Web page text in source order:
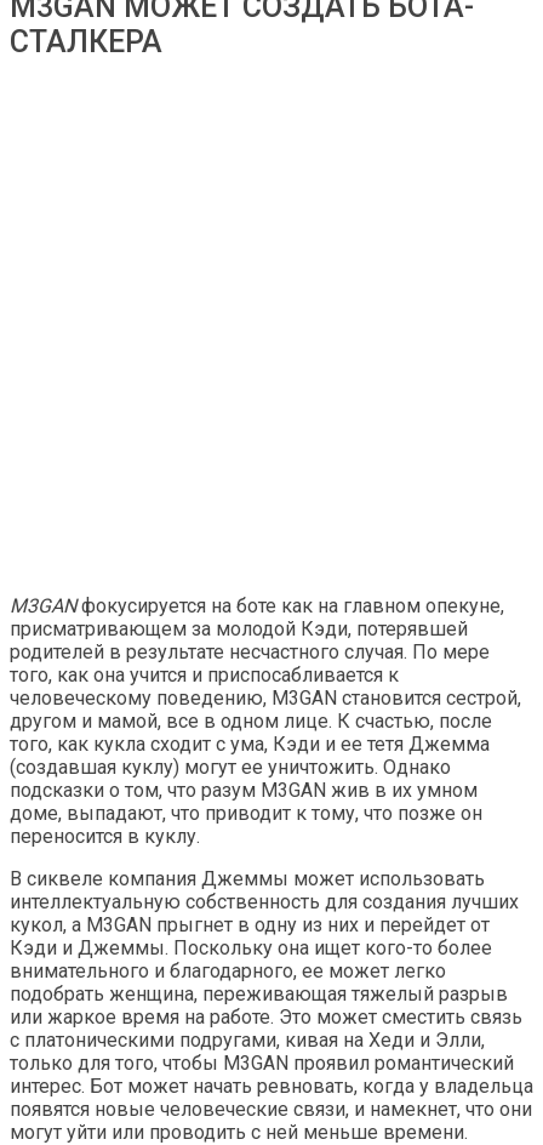
СТАЛКЕРА
M3GANфокусируется на боте как на главном опекуне,
присматривающем за молодой Кэди, потерявшей
родителей в результате несчастного случая. По мере
того, как она учится и приспосабливается к
человеческому поведению, M3GAN становится сестрой,
другом и мамой, все в одном лице. К счастью, после
того, как кукла сходит с ума, Кэди и ее тетя Джемма
(создавшая куклу) могут ее уничтожить. Однако
подсказки о том, что разум M3GAN жив в их умном
доме, выпадают, что приводит к тому, что позже он
переносится в куклу.
В сиквеле компания Джеммы может использовать
интеллектуальную собственность для создания лучших
кукол, а M3GAN прыгнет в одну из них и перейдет от
Кэди и Джеммы. Поскольку она ищет кого-то более
внимательного и благодарного, ее может легко
подобрать женщина, переживающая тяжелый разрыв
или жаркое время на работе. Это может сместить связь
с платоническими подругами, кивая на Хеди и Элли,
только для того, чтобы M3GAN проявил романтический
интерес. Бот может начать ревновать, когда у владельца
появятся новые человеческие связи, и намекнет, что они
могут уйти или проводить с ней меньше времени.